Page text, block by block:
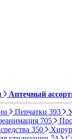
Аптечный
Перчатки 393
705
350